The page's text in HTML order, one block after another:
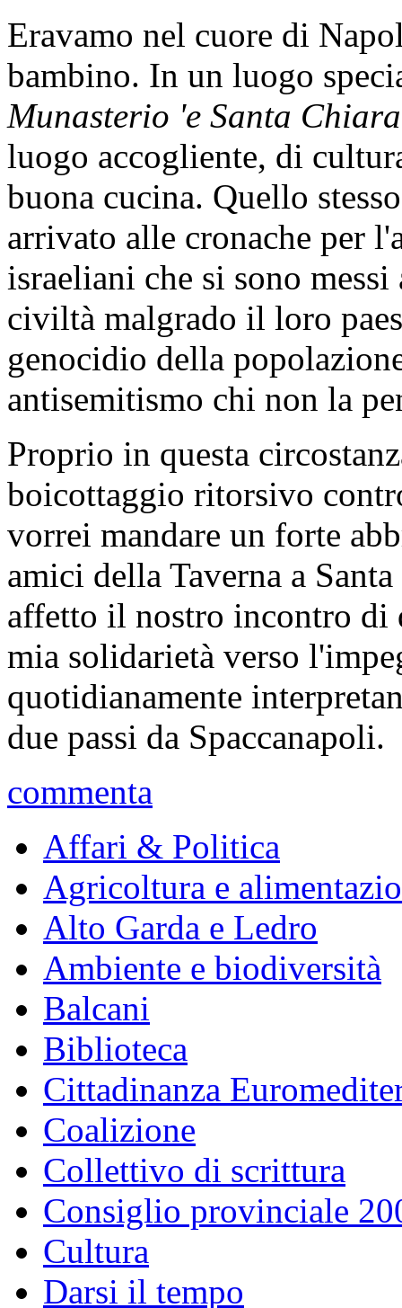
Eravamo nel cuore di
bambino. In un luogo
Munasterio 'e Santa Chiara
luogo accogliente, di
buona cucina. Quello
arrivato alle cronache per
israeliani che si sono
civiltà malgrado il loro
genocidio della
antisemitismo chi non la
Proprio in questa
boicottaggio ritorsivo
vorrei mandare un forte
amici della Taverna a
affetto il nostro incontro di
mia solidarietà verso
quotidianamente
due passi da Spaccanapoli.
commenta
Affari & Politica
Agricoltura e
Alto Garda e Ledro
Ambiente e biodiversità
Balcani
Biblioteca
Cittadinanza
Coalizione
Collettivo di scrittura
Consiglio provinciale
Cultura
Darsi il tempo